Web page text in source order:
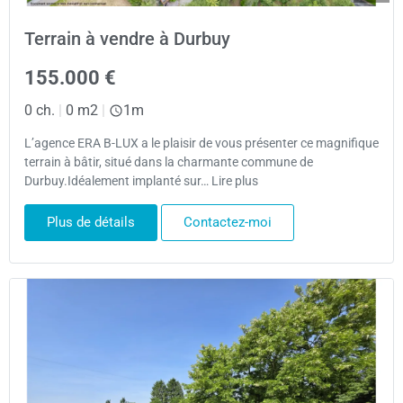
Terrain à vendre à Durbuy
155.000 €
0 ch. | 0 m2 | 1m
L’agence ERA B-LUX a le plaisir de vous présenter ce magnifique
terrain à bâtir, situé dans la charmante commune de
Durbuy.Idéalement implanté sur… Lire plus
Plus de détails Contactez-moi